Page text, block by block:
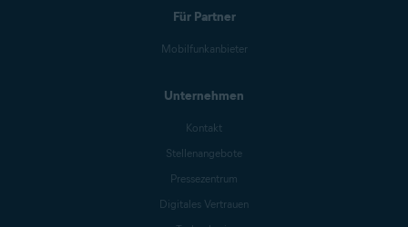
Für Partner
Mobilfunkanbieter
Unternehmen
Kontakt
Stellenangebote
Pressezentrum
Digitales Vertrauen